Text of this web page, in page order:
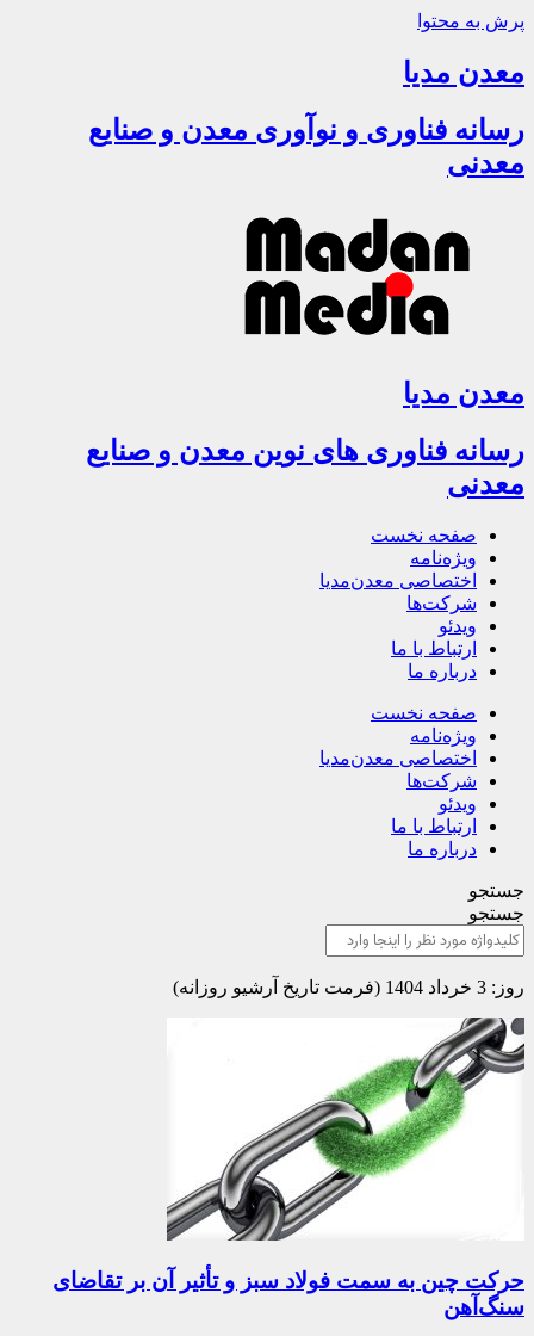
پرش به محتوا
معدن مدیا
رسانه فناوری و نوآوری معدن و صنایع
معدنی
معدن مدیا
رسانه فناوری های نوین معدن و صنایع
معدنی
صفحه نخست
ویژه‌نامه
اختصاصی معدن‌مدیا
شرکت‌ها
ویدئو
ارتباط با ما
درباره ما
صفحه نخست
ویژه‌نامه
اختصاصی معدن‌مدیا
شرکت‌ها
ویدئو
ارتباط با ما
درباره ما
جستجو
جستجو
روز: 3 خرداد 1404 (فرمت تاریخ آرشیو روزانه)
حرکت چین به سمت فولاد سبز و تأثیر آن بر تقاضای
سنگ‌آهن